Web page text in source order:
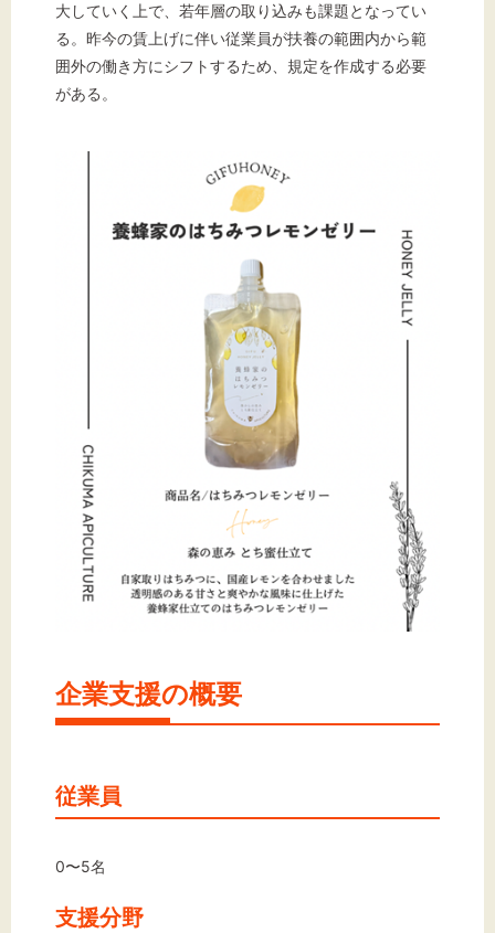
黒 白 黄
大していく上で、若年層の取り込みも課題となってい
る。昨今の賃上げに伴い従業員が扶養の範囲内から範
囲外の働き方にシフトするため、規定を作成する必要
がある。
企業支援の概要
従業員
0〜5名
支援分野